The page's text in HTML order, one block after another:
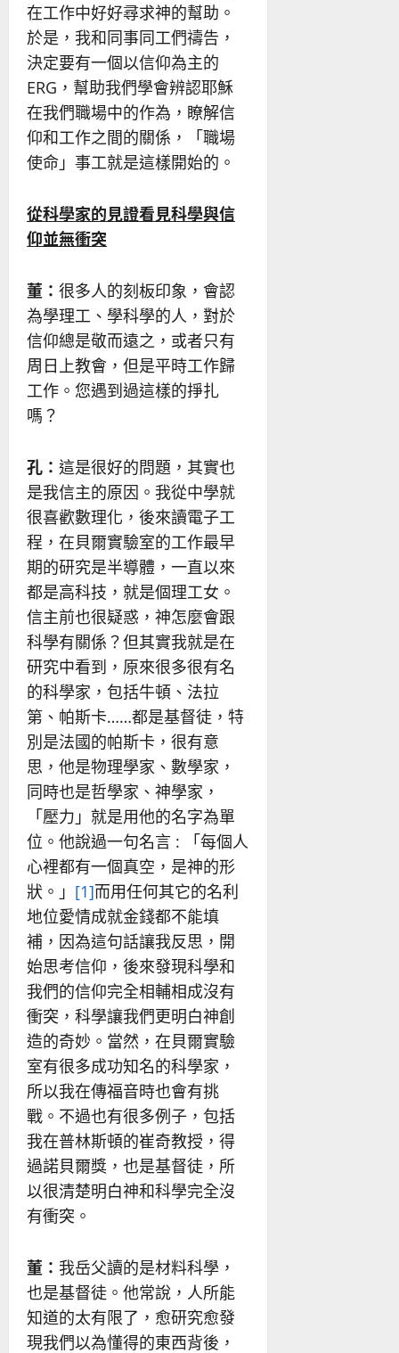
在工作中好好尋求神的幫助。
於是，我和同事同工們禱告，
決定要有一個以信仰為主的
ERG，幫助我們學會辨認耶穌
在我們職場中的作為，瞭解信
仰和工作之間的關係，「職場
使命」事工就是這樣開始的。
從科學家的見證看見科學與信
仰並無衝突
董： 很多人的刻板印象，會認
為學理工、學科學的人，對於
信仰總是敬而遠之，或者只有
周日上教會，但是平時工作歸
工作。您遇到過這樣的掙扎
嗎？
孔： 這是很好的問題，其實也
是我信主的原因。我從中學就
很喜歡數理化，後來讀電子工
程，在貝爾實驗室的工作最早
期的研究是半導體，一直以來
都是高科技，就是個理工女。
信主前也很疑惑，神怎麼會跟
科學有關係？但其實我就是在
研究中看到，原來很多很有名
的科學家，包括牛頓、法拉
第、帕斯卡……都是基督徒，特
別是法國的帕斯卡，很有意
思，他是物理學家、數學家，
同時也是哲學家、神學家，
「壓力」就是用他的名字為單
位。他說過一句名言 : 「每個人
心裡都有一個真空，是神的形
狀。」 [1]而用任何其它的名利
地位愛情成就金錢都不能填
補，因為這句話讓我反思，開
始思考信仰，後來發現科學和
我們的信仰完全相輔相成沒有
衝突，科學讓我們更明白神創
造的奇妙。當然，在貝爾實驗
室有很多成功知名的科學家，
所以我在傳福音時也會有挑
戰。不過也有很多例子，包括
我在普林斯頓的崔奇教授，得
過諾貝爾獎，也是基督徒，所
以很清楚明白神和科學完全沒
有衝突。
董： 我岳父讀的是材料科學，
也是基督徒。他常說，人所能
知道的太有限了，愈研究愈發
現我們以為懂得的東西背後，